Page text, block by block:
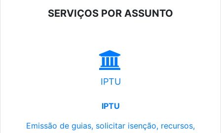
SERVIÇOS POR ASSUNTO
IPTU
IPTU
Emissão de guias, solicitar isenção, recursos,